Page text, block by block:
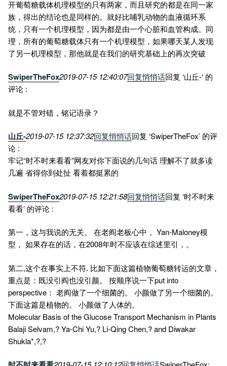
开葡萄糖载体机理模型的只有两家，而且研究的都是在同一家
族，得出的结论也是同样的。就好比哺乳动物的血液循环系
统，只有一个机理模型，因为都是由一个心脏和血管构成。同
理，所有的葡萄糖载体只有一个机理模型，如果哪天某人发现
了另一机理模型，那他就是在我们的研究基础上的再次突破
SwiperTheFox2019-07-15 12:40:07回复悄悄话回复 ‘山丘-‘ 的
评论 :
就是不管对错，铭记语录？
山丘-2019-07-15 12:37:32回复悄悄话回复 ‘SwiperTheFox’ 的评
论 :
牢记“时不时来看看”网友对你下面说的几句话 理解不了就多读
几遍 省得你到处扯 看着都挺累的
SwiperTheFox2019-07-15 12:21:58回复悄悄话回复 ‘时不时来
看看’ 的评论 :
第一，这与我说的无关。 在老阎老板心中， Yan-Maloney模
型， 如果存在的话，在2008年时不应该在综述里引，。
第二,这个在事实上不符. 比如下面这篇植物葡萄糖转运的文章，
重点是：既没引阎也没引颜。 按顺序说一下put into
perspective： 老阎做了一个细菌的。 小颜做了另一个细菌的。
下面这篇是植物的。 小颜做了人体的。
Molecular Basis of the Glucose Transport Mechanism in Plants
Balaji Selvam,? Ya-Chi Yu,? Li-Qing Chen,? and Diwakar
Shukla*,?,?